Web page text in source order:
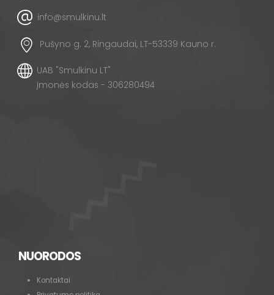
info@smulkinu.lt
Pušyno g. 2, Ringaudai, LT-53339 Kauno r.
UAB "Smulkinu LT"
Įmonės kodas - 306280494
NUORODOS
Kontaktai